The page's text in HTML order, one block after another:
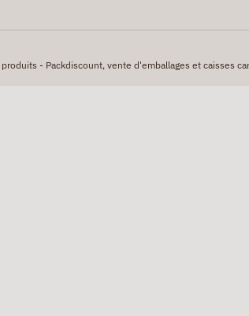
- Packdiscount, vente d'emballages et caisses